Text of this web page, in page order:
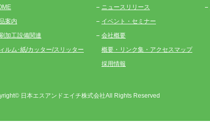
案内
加工設備関連
ルム･紙/カッター/スリッター
ニュースリリース
イベント・セミナー
会社概要
概要・リンク集・アクセスマップ
採用情報
日本エスアンドエイチ株式会社All Rights Reserved